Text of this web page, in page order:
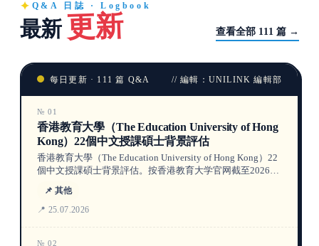
Q&A 日誌 · Logbook
最新 更新 查看全部 111 篇 →
每日更新 · 111 篇 Q&A // 編輯：UNILINK 編輯部
№ 01
香港教育大學（The Education University of Hong
Kong）22個中文授課碩士背景評估
香港教育大學（The Education University of Hong Kong）22
個中文授課碩士背景評估。按香港教育大学官网截至2026年
7月25日的信息，区分中文授课标记、项目要求与尚未公布
的2027/28数据。
📌 其他
📍 25.07.2026
№ 02